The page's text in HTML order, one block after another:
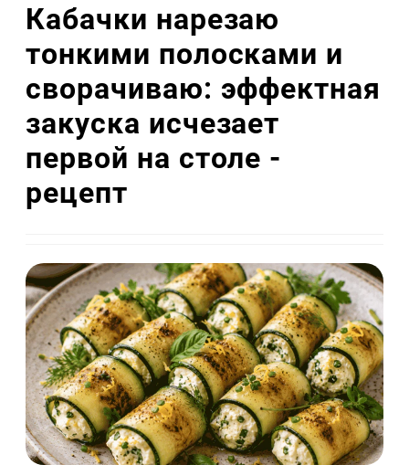
Кабачки нарезаю
тонкими полосками и
сворачиваю: эффектная
закуска исчезает
первой на столе -
рецепт